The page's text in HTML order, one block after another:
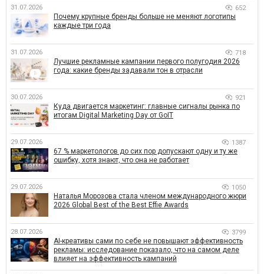
31.07.2026 652
Почему крупные бренды больше не меняют логотипы
каждые три года
31.07.2026 718
Лучшие рекламные кампании первого полугодия 2026
года: какие бренды задавали тон в отрасли
30.07.2026 921
Куда двигается маркетинг: главные сигналы рынка по
итогам Digital Marketing Day от GoIT
29.07.2026 1387
67 % маркетологов до сих пор допускают одну и ту же
ошибку, хотя знают, что она не работает
29.07.2026 1050
Наталья Морозова стала членом международного жюри
2026 Global Best of the Best Effie Awards
28.07.2026 3799
AI-креативы сами по себе не повышают эффективность
рекламы: исследование показало, что на самом деле
влияет на эффективность кампаний